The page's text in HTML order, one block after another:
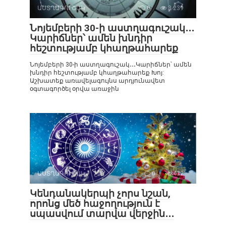
ԱՍՏՂԱԳՈՒՇԱԿ 0 3 239
Նոյեմբերի 30-ի աստղագուշակ․․․
Կարիճներ՝ ամեն խնդիր
հեշտությամբ կհաղթահարեք
Նոյեմբերի 30-ի աստղագուշակ․․․Կարիճներ՝ ամեն
խնդիր հեշտությամբ կհաղթահարեք Խոյ:
Աշխատեք առավելագույնս արդյունավետ
օգտագործել օրվա առաջին
ԱՍՏՂԱԳՈՒՇԱԿ 0 472
Կենդանակերպի չորս նշան,
որոնց մեծ հաջողություն է
սպասվում տարվա վերջին․․․